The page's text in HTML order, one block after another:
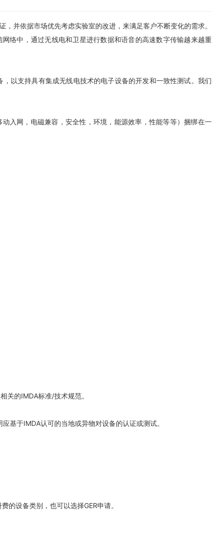
并依据市场优先考虑实验室的改进，来满足客户不断变化的需求。
络中，通过无线电和卫星进行数据和语音的高速数字传输越来越重
以支持具有集成无线电技术的电子设备的开发和一致性测试。我们
入网，电磁兼容，安全性，环境，能源效率，性能等等）捆绑在一
关的IMDA标准/技术规范。
基于IMDA认可的当地或异物对设备的认证或测试。
的设备类别，也可以选择GER申请。